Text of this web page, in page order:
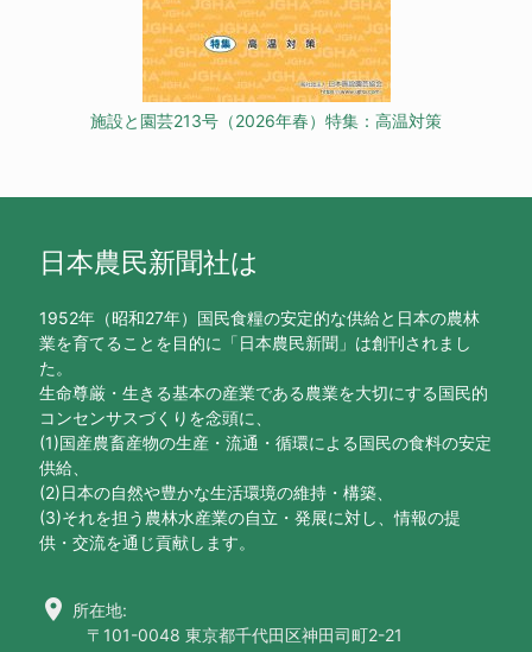
施設と園芸213号（2026年春）特集：高温対策
日本農民新聞社は
1952年（昭和27年）国民食糧の安定的な供給と日本の農林
業を育てることを目的に「日本農民新聞」は創刊されまし
た。
生命尊厳・生きる基本の産業である農業を大切にする国民的
コンセンサスづくりを念頭に、
(1)国産農畜産物の生産・流通・循環による国民の食料の安定
供給、
(2)日本の自然や豊かな生活環境の維持・構築、
(3)それを担う農林水産業の自立・発展に対し、情報の提
供・交流を通じ貢献します。
location_on 所在地:
〒101-0048 東京都千代田区神田司町2-21